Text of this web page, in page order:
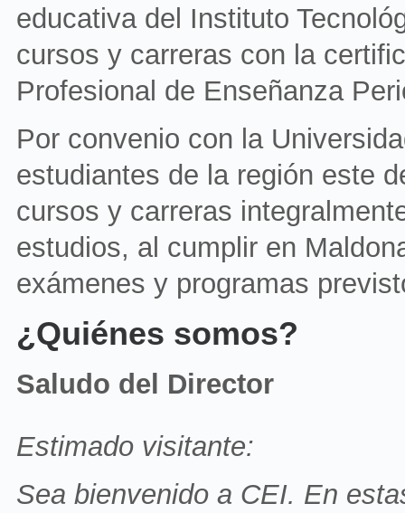
educativa del Instituto
cursos y carreras con la
Profesional de Enseñanza
Por convenio con la
estudiantes de la región este
cursos y carreras
estudios, al cumplir en
exámenes y programas
¿Quiénes somos?
Saludo del Director
Estimado visitante:
Sea bienvenido a CEI. En